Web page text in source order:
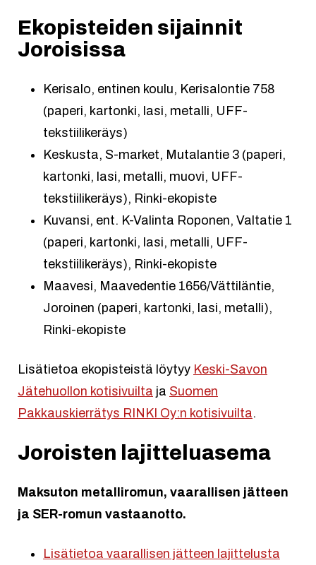
Ekopisteiden sijainnit
Joroisissa
Kerisalo, entinen koulu, Kerisalontie 758
(paperi, kartonki, lasi, metalli, UFF-
tekstiilikeräys)
Keskusta, S-market, Mutalantie 3 (paperi,
kartonki, lasi, metalli, muovi, UFF-
tekstiilikeräys), Rinki-ekopiste
Kuvansi, ent. K-Valinta Roponen, Valtatie 1
(paperi, kartonki, lasi, metalli, UFF-
tekstiilikeräys), Rinki-ekopiste
Maavesi, Maavedentie 1656/Vättiläntie,
Joroinen (paperi, kartonki, lasi, metalli),
Rinki-ekopiste
Lisätietoa ekopisteistä löytyy Keski-Savon
Jätehuollon kotisivuilta ja Suomen
Pakkauskierrätys RINKI Oy:n kotisivuilta.
Joroisten lajitteluasema
Maksuton metalliromun, vaarallisen jätteen
ja SER-romun vastaanotto.
Lisätietoa vaarallisen jätteen lajittelusta